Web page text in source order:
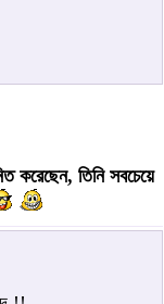
করেছেন, তিনি সবচেয়ে